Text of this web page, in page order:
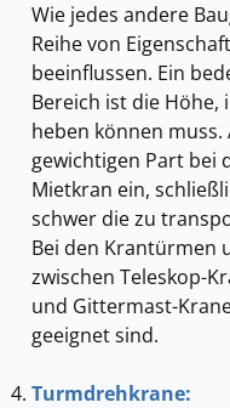
Wie jedes andere
Reihe von
beeinflussen. Ein
Bereich ist die
heben können
gewichtigen Part bei
Mietkran ein,
schwer die zu
Bei den Krantürmen
zwischen Teleskop-
und Gittermast-
geeignet sind.
Turmdrehkrane: